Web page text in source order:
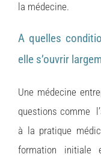
la médecine.
A quelles
elle s’ouvrir
Une médecine
questions comme
à la pratique
formation initiale